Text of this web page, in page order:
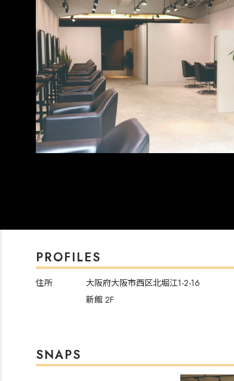
PROFILES
住所
大阪府大阪市西区北堀江1-2-16
新館 2F
SNAPS